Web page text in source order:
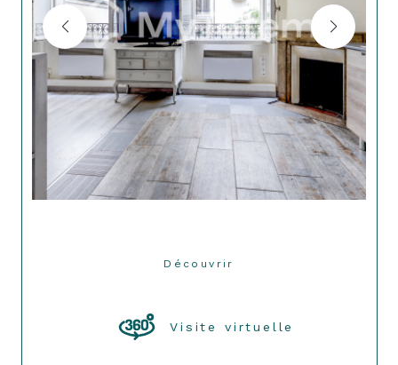
Découvrir
Visite virtuelle